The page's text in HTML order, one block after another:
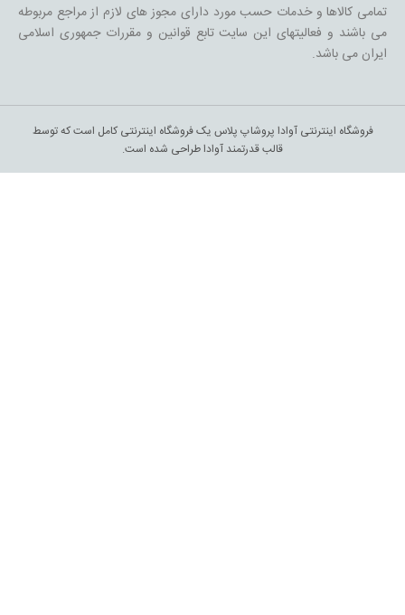
تمامی کالاها و خدمات حسب مورد دارای مجوز های لازم از مراجع مربوطه
می باشند و فعالیتهای این سایت تابع قوانین و مقررات جمهوری اسلامی
ایران می باشد.
فروشگاه اینترنتی آوادا پروشاپ پلاس یک فروشگاه اینترنتی کامل است که توسط
قالب قدرتمند آوادا طراحی شده است.